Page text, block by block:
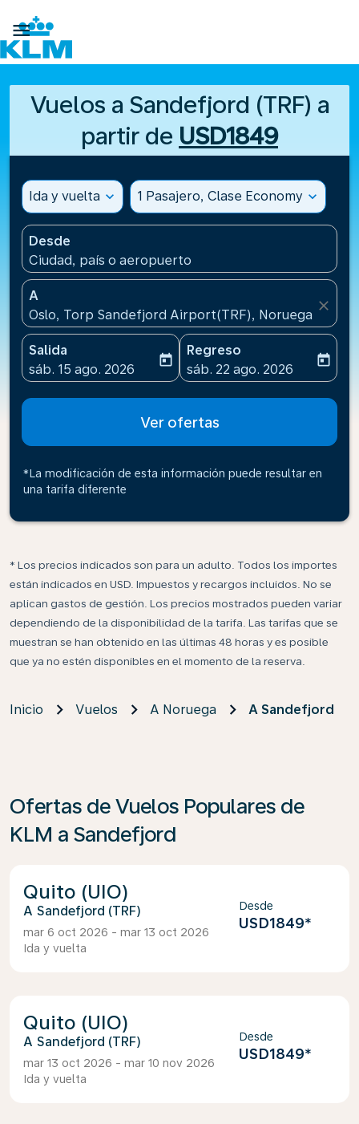

Vuelos a Sandefjord (TRF) a
partir de USD1849
Ida y vuelta expand_more 1 Pasajero, Clase Economy expand_more
Desde
Ciudad, país o aeropuerto
A
Oslo, Torp Sandefjord Airport(TRF), Noruega
close
Salida
fc-booking-departure-date-aria-label
sáb. 15 ago. 2026
today
Regreso
fc-booking-return-date-
sáb. 22 ago. 2026
today
Ver ofertas
*La modificación de esta información puede resultar en
una tarifa diferente
* Los precios indicados son para un adulto. Todos los importes
están indicados en USD. Impuestos y recargos incluidos. No se
aplican gastos de gestión. Los precios mostrados pueden variar
dependiendo de la disponibilidad de la tarifa. Las tarifas que se
muestran se han obtenido en las últimas 48 horas y es posible
que ya no estén disponibles en el momento de la reserva.
Inicio Vuelos A Noruega A Sandefjord
Ofertas de Vuelos Populares de
KLM a Sandefjord
Quito (UIO)
Sandefjord (TRF)
mar 6 oct 2026 - mar 13 oct 2026
Ida y vuelta
Desde
USD1849*
Quito (UIO)
Sandefjord (TRF)
mar 13 oct 2026 - mar 10 nov 2026
Ida y vuelta
Desde
USD1849*